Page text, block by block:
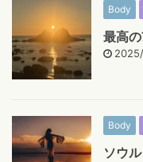
Body
最高の
Body
ソウ